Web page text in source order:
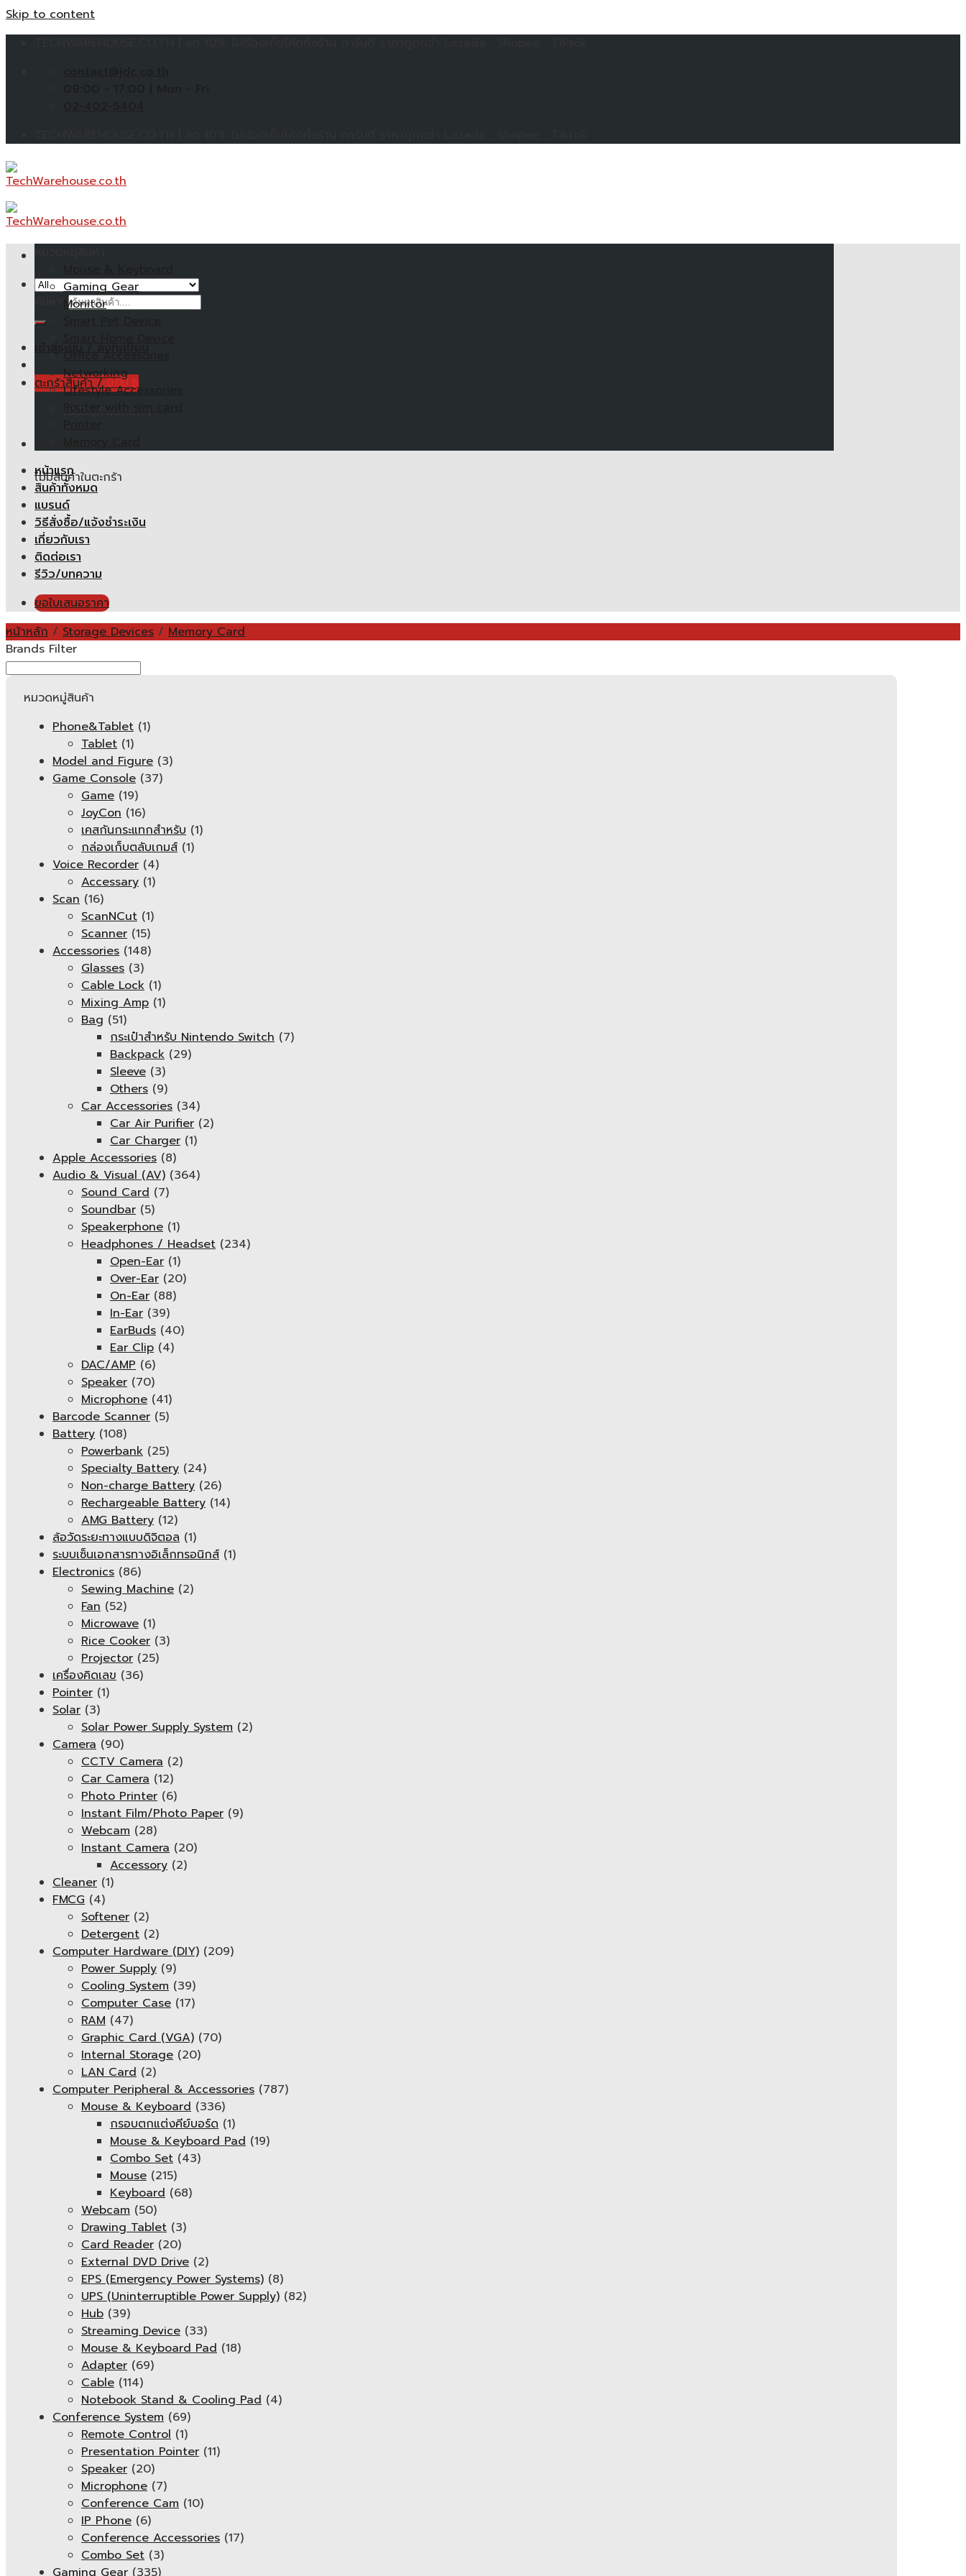
Skip to content
ตะกร้าสินค้า /0.00 ฿
ไม่มีสินค้าในตะกร้า
ไม่มีสินค้าในตะกร้า
Gaming Gear
Monitor
Networking
Lifestyle Accessories
Router with sim card
หน้าแรก
สินค้าทั้งหมด
แบรนด์
วิธีสั่งซื้อ/แจ้งชำระเงิน
เกี่ยวกับเรา
ติดต่อเรา
รีวิว/บทความ
ขอใบเสนอราคา
หน้าหลัก / Storage Devices / Memory Card
Brands Filter
หมวดหมู่สินค้า
Phone&Tablet (1)
Tablet (1)
Model and Figure (3)
Game Console (37)
Game (19)
JoyCon (16)
เคสกันกระแทกสำหรับ (1)
กล่องเก็บตลับเกมส์ (1)
Voice Recorder (4)
Accessary (1)
Scan (16)
ScanNCut (1)
Scanner (15)
Accessories (148)
Glasses (3)
Cable Lock (1)
Mixing Amp (1)
Bag (51)
กระเป๋าสำหรับ Nintendo Switch (7)
Backpack (29)
Sleeve (3)
Others (9)
Car Accessories (34)
Car Air Purifier (2)
Car Charger (1)
Apple Accessories (8)
Audio & Visual (AV) (364)
Sound Card (7)
Soundbar (5)
Speakerphone (1)
Headphones / Headset (234)
Open-Ear (1)
Over-Ear (20)
On-Ear (88)
In-Ear (39)
EarBuds (40)
Ear Clip (4)
DAC/AMP (6)
Speaker (70)
Microphone (41)
Barcode Scanner (5)
Battery (108)
Powerbank (25)
Specialty Battery (24)
Non-charge Battery (26)
Rechargeable Battery (14)
AMG Battery (12)
ล้อวัดระยะทางแบบดิจิตอล (1)
ระบบเซ็นเอกสารทางอิเล็กทรอนิกส์ (1)
Electronics (86)
Sewing Machine (2)
Fan (52)
Microwave (1)
Rice Cooker (3)
Projector (25)
เครื่องคิดเลข (36)
Pointer (1)
Solar (3)
Solar Power Supply System (2)
Camera (90)
CCTV Camera (2)
Car Camera (12)
Photo Printer (6)
Instant Film/Photo Paper (9)
Webcam (28)
Instant Camera (20)
Accessory (2)
Cleaner (1)
FMCG (4)
Softener (2)
Detergent (2)
Computer Hardware (DIY) (209)
Power Supply (9)
Cooling System (39)
Computer Case (17)
RAM (47)
Graphic Card (VGA) (70)
Internal Storage (20)
LAN Card (2)
Computer Peripheral & Accessories (787)
Mouse & Keyboard (336)
กรอบตกแต่งคีย์บอร์ด (1)
Mouse & Keyboard Pad (19)
Combo Set (43)
Mouse (215)
Keyboard (68)
Webcam (50)
Drawing Tablet (3)
Card Reader (20)
External DVD Drive (2)
EPS (Emergency Power Systems) (8)
UPS (Uninterruptible Power Supply) (82)
Hub (39)
Streaming Device (33)
Mouse & Keyboard Pad (18)
Adapter (69)
Cable (114)
Notebook Stand & Cooling Pad (4)
Conference System (69)
Remote Control (1)
Presentation Pointer (11)
Speaker (20)
Microphone (7)
Conference Cam (10)
IP Phone (6)
Conference Accessories (17)
Combo Set (3)
Gaming Gear (335)